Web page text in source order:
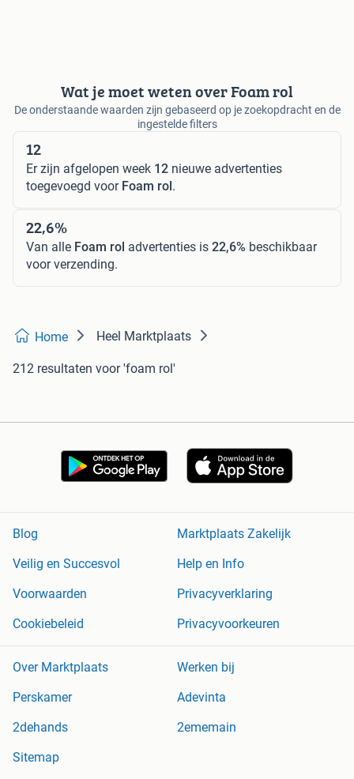
Wat je moet weten over Foam rol
De onderstaande waarden zijn gebaseerd op je zoekopdracht en de
ingestelde filters
12
Er zijn afgelopen week 12 nieuwe advertenties
toegevoegd voor Foam rol.
22,6%
Van alle Foam rol advertenties is 22,6% beschikbaar
voor verzending.
Home Heel Marktplaats
212 resultaten voor 'foam rol'
Blog
Marktplaats Zakelijk
Veilig en Succesvol
Help en Info
Voorwaarden
Privacyverklaring
Cookiebeleid
Privacyvoorkeuren
Over Marktplaats
Werken bij
Perskamer
Adevinta
2dehands
2ememain
Sitemap